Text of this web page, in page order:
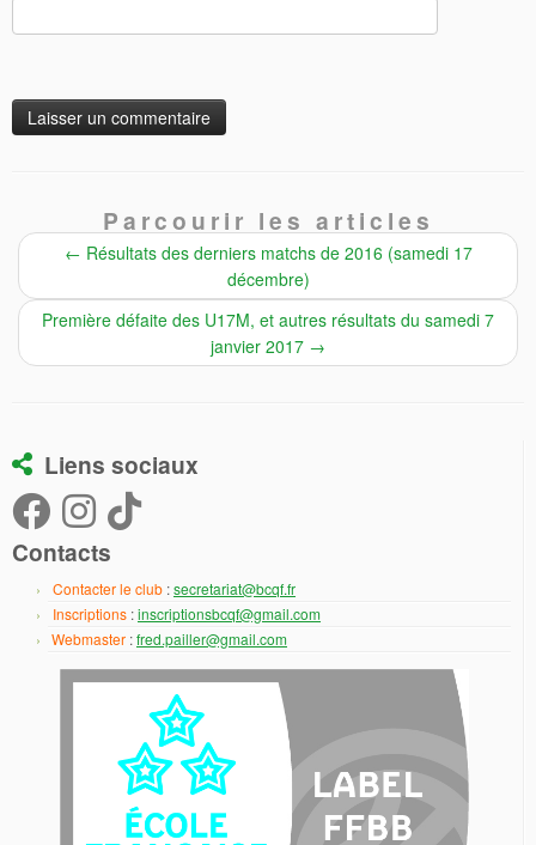
Parcourir les articles
← Résultats des derniers matchs de 2016 (samedi 17
décembre)
Première défaite des U17M, et autres résultats du samedi 7
janvier 2017 →
Liens sociaux
Contacts
Contacter le club :secretariat@bcqf.fr
Inscriptions :inscriptionsbcqf@gmail.com
Webmaster :fred.pailler@gmail.com